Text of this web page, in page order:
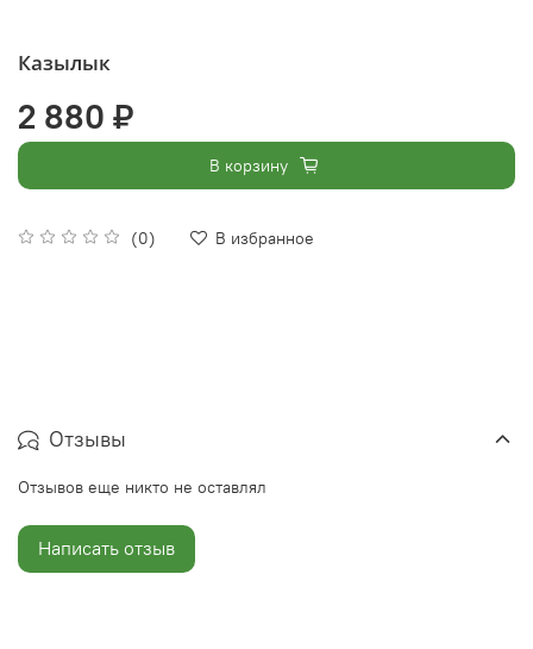
Казылык
(0) В избранное
2 880 ₽
В корзину
Отзывы
Отзывов еще никто не оставлял
Написать отзыв